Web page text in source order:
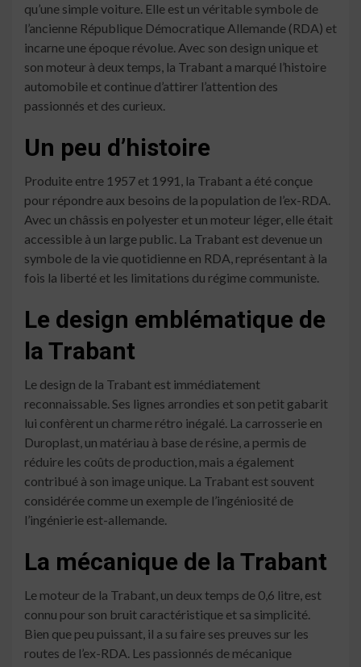
qu’une simple voiture. Elle est un véritable symbole de
l’ancienne République Démocratique Allemande (RDA) et
incarne une époque révolue. Avec son design unique et
son moteur à deux temps, la Trabant a marqué l’histoire
automobile et continue d’attirer l’attention des
passionnés et des curieux.
Un peu d’histoire
Produite entre 1957 et 1991, la Trabant a été conçue
pour répondre aux besoins de la population de l’ex-RDA.
Avec un châssis en polyester et un moteur léger, elle était
accessible à un large public. La Trabant est devenue un
symbole de la vie quotidienne en RDA, représentant à la
fois la liberté et les limitations du régime communiste.
Le design emblématique de
la Trabant
Le design de la Trabant est immédiatement
reconnaissable. Ses lignes arrondies et son petit gabarit
lui confèrent un charme rétro inégalé. La carrosserie en
Duroplast, un matériau à base de résine, a permis de
réduire les coûts de production, mais a également
contribué à son image unique. La Trabant est souvent
considérée comme un exemple de l’ingéniosité de
l’ingénierie est-allemande.
La mécanique de la Trabant
Le moteur de la Trabant, un deux temps de 0,6 litre, est
connu pour son bruit caractéristique et sa simplicité.
Bien que peu puissant, il a su faire ses preuves sur les
routes de l’ex-RDA. Les passionnés de mécanique